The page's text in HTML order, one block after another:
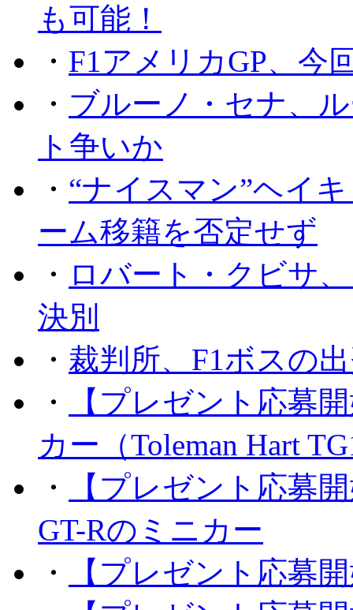
も可能！
・ F1アメリカGP、今
・ ブルーノ・セナ、
ト争いか
・ “ナイスマン”ヘイ
ーム移籍を否定せず
・ ロバート・クビサ
決別
・ 裁判所、F1ボスの
・
【プレゼント応募
カー（Toleman Hart
・
【プレゼント応募
GT-Rのミニカー
・
【プレゼント応募